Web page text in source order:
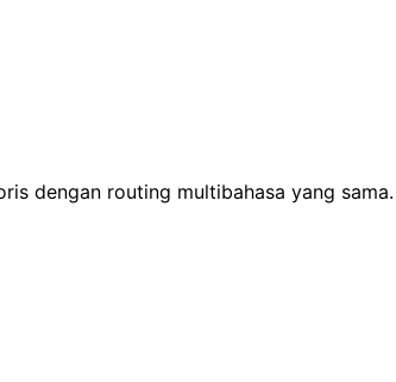
dengan routing multibahasa yang sama.